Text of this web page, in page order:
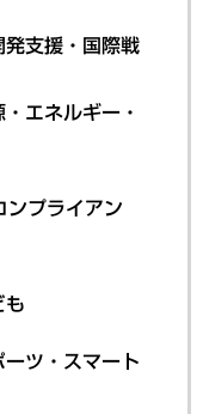
支援・国際戦
エネルギー・
ンプライアン
も
ツ・スマート